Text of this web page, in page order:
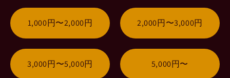
1,000円〜2,000円 2,000円〜3,000円
3,000円〜5,000円 5,000円〜